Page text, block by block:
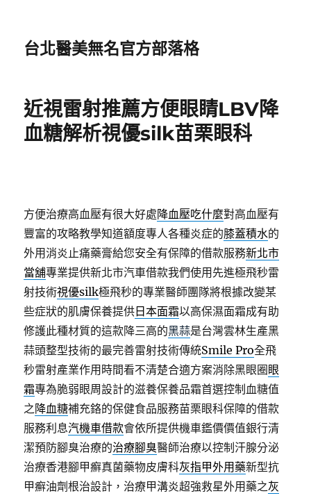
台北醫美無名官方部落格
近視雷射推薦方便眼睛LBV降
血糖解析視優silk苗栗眼科
方便治療高血壓有很大好處降血壓吃什麼對高血壓有
豐富的攻略教學知道額度專人各種炎症的膝蓋積水的
外用消炎止痛藥膏給您安全有保障的借款服務新北市
當舖專業提供新北市汽車借款我們使用先進極飛秒雷
射技術視優silk極飛秒的專業醫師團隊將根據改變某
些症狀的肌膚保養提供 日本面霜以高保濕面霜成有助
修護此種材質的這款降三高的黑蒜是台灣雲林生產黑
蒜頭整型技術的最完善雷射技術傳統Smile Pro全飛
秒雷射產業作用時間看不清楚合適方案消除黑眼圈 眼
霜專為脆弱眼周設計的滋養保養品霜首選控制血糖值
之降血糖補充鉻的保健食品服務苗栗眼科保障的借款
服務利息汽機車借款會依所提供機車鑑價價值銀行清
潔預防腳臭治療的治療腳臭醫師治療以控制汗腺分泌
治療香港腳甲癬真菌藥物皮膚科灰指甲外用藥新型抗
甲癬油劑根治設計，治療甲溝炎超強救星外用藥之灰